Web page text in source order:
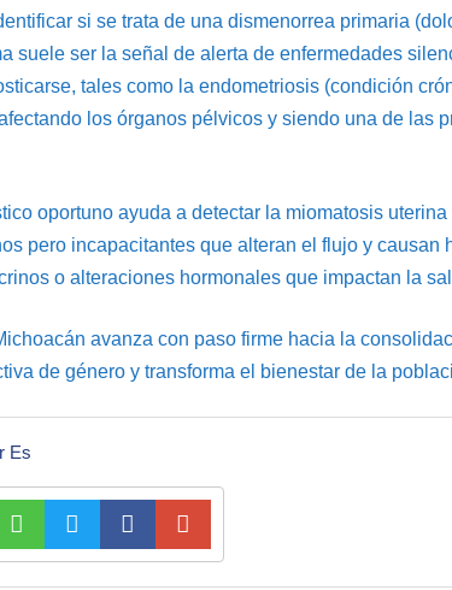
si se trata de una dismenorrea primaria
suele ser la señal de alerta de enfermedades
tales como la endometriosis (condición
los órganos pélvicos y siendo una de las
oportuno ayuda a detectar la miomatosis
pero incapacitantes que alteran el flujo y causan
o alteraciones hormonales que impactan la
avanza con paso firme hacia la
de género y transforma el bienestar de la
Es